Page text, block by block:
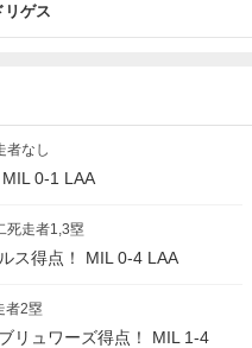
リゲス
者なし
0-1 LAA
死走者1,3塁
ス得点！ MIL 0-4 LAA
者2塁
リュワーズ得点！ MIL 1-4